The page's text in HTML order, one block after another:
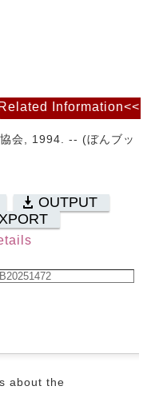
会, 1994. -- (ぼんブッ
OUTPUT
about the
Related Information<<